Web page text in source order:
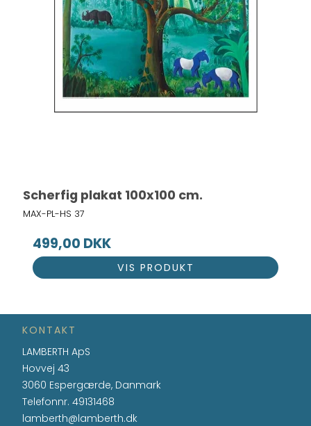
Scherfig plakat 100x100 cm.
MAX-PL-HS 37
499,00 DKK
VIS PRODUKT
KONTAKT
LAMBERTH ApS
Hovvej 43
3060 Espergærde, Danmark
Telefonnr.49131468
lamberth@lamberth.dk